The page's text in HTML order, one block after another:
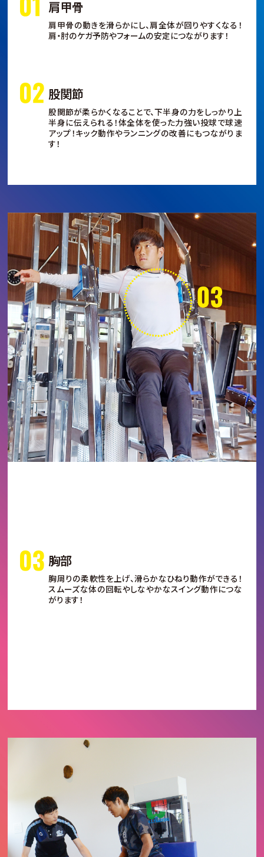
肩甲骨
肩甲骨の動きを滑らかにし、肩全体が回りやすくなる！
肩・肘のケガ予防やフォームの安定につながります！
股関節
股関節が柔らかくなることで、下半身の力をしっかり上
半身に伝えられる！体全体を使った力強い投球で球速
アップ！キック動作やランニングの改善にもつながりま
す！
胸部
胸周りの柔軟性を上げ、滑らかなひねり動作ができる！
スムーズな体の回転やしなやかなスイング動作につな
がります！